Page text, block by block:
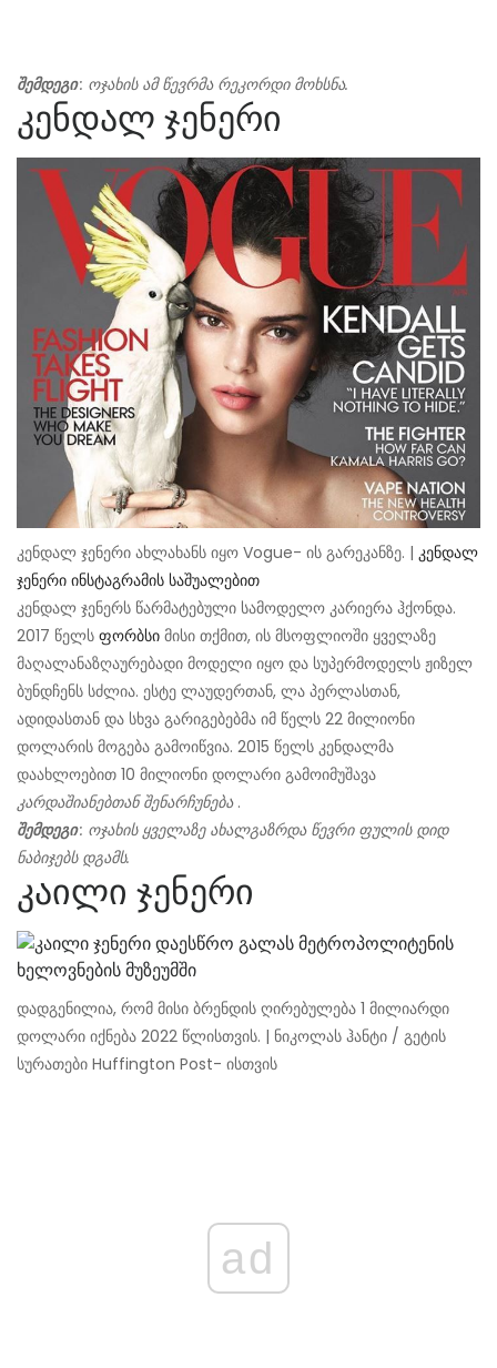
შემდეგი: ოჯახის ამ წევრმა რეკორდი მოხსნა.
კენდალ ჯენერი
კენდალ ჯენერი ახლახანს იყო Vogue- ის გარეკანზე. | კენდალ
ჯენერი ინსტაგრამის საშუალებით
კენდალ ჯენერს წარმატებული სამოდელო კარიერა ჰქონდა.
2017 წელს ფორბსი მისი თქმით, ის მსოფლიოში ყველაზე
მაღალანაზღაურებადი მოდელი იყო და სუპერმოდელს ჟიზელ
ბუნდჩენს სძლია. ესტე ლაუდერთან, ლა პერლასთან,
ადიდასთან და სხვა გარიგებებმა იმ წელს 22 მილიონი
დოლარის მოგება გამოიწვია. 2015 წელს კენდალმა
დაახლოებით 10 მილიონი დოლარი გამოიმუშავა
კარდაშიანებთან შენარჩუნება.
შემდეგი: ოჯახის ყველაზე ახალგაზრდა წევრი ფულის დიდ
ნაბიჯებს დგამს.
კაილი ჯენერი
დადგენილია, რომ მისი ბრენდის ღირებულება 1 მილიარდი
დოლარი იქნება 2022 წლისთვის. | ნიკოლას ჰანტი / გეტის
სურათები Huffington Post- ისთვის
ad